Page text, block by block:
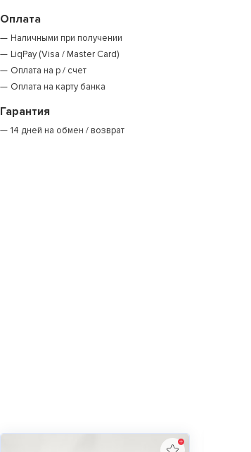
Оплата
Наличными при получении
LiqPay (Visa / Master Card)
Оплата на р / счет
Оплата на карту банка
Гарантия
14 дней на обмен / возврат